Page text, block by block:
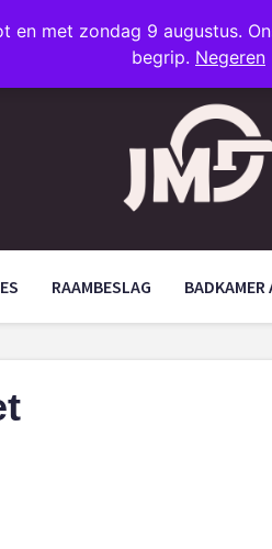
met zondag 9 augustus.
begrip. Negeren
RAAMBESLAG BADKAMER